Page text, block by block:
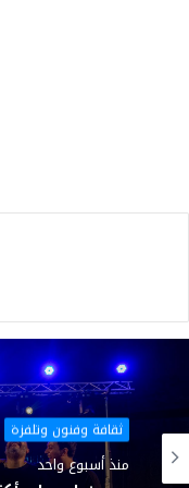
ثقافة وفنون وتلفزة
منذ أسبوع واحد